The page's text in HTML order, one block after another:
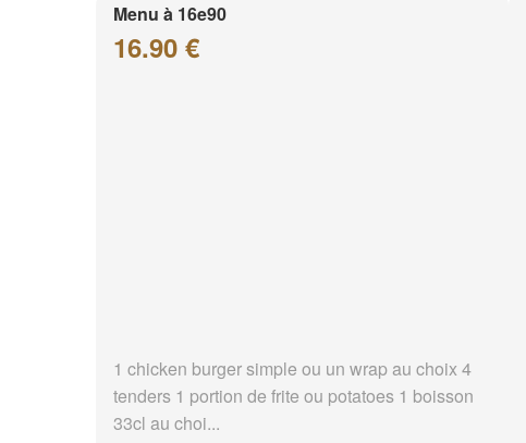
Menu à 16e90
16.90 €
1 chicken burger simple ou un wrap au choix 4
tenders 1 portion de frite ou potatoes 1 boisson
33cl au choi...